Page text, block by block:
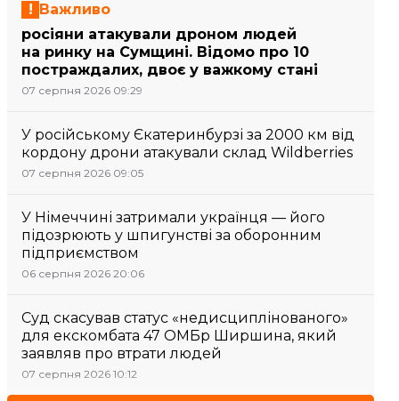
Важливо
росіяни атакували дроном людей
на ринку на Сумщині. Відомо про 10
постраждалих, двоє у важкому стані
07 серпня 2026 09:29
У російському Єкатеринбурзі за 2000 км від
кордону дрони атакували склад Wildberries
07 серпня 2026 09:05
У Німеччині затримали українця — його
підозрюють у шпигунстві за оборонним
підприємством
06 серпня 2026 20:06
Суд скасував статус «недисциплінованого»
для екскомбата 47 ОМБр Ширшина, який
заявляв про втрати людей
07 серпня 2026 10:12